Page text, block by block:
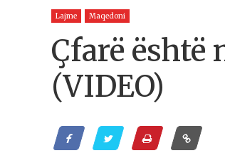
Lajme Maqedoni
Çfarë është
(VIDEO)